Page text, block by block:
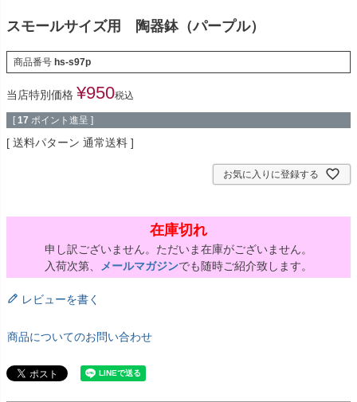
スモールサイズ用 陶器鉢（パープル）
商品番号 hs-s97p
当店特別価格 ¥950税込
[ 17 ポイント進呈 ]
送料パターン 通常送料
お気に入りに登録する
在庫切れ
申し訳ございません。ただいま在庫がございません。
入荷次第、
メールマガジンでも随時ご紹介致します。
レビューを書く
商品についてのお問い合わせ